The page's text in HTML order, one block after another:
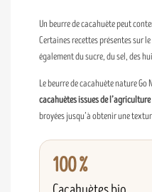
Un beurre de cacahuète peut
Certaines recettes présentes sur
également du sucre, du sel, des
Le beurre de cacahuète nature Go
cacahuètes issues de
broyées jusqu’à obtenir une
100 %